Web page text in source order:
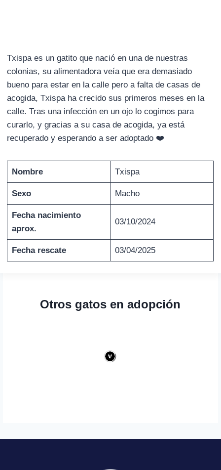
Txispa es un gatito que nació en una de nuestras
colonias, su alimentadora veía que era demasiado
bueno para estar en la calle pero a falta de casas de
acogida, Txispa ha crecido sus primeros meses en la
calle. Tras una infección en un ojo lo cogimos para
curarlo, y gracias a su casa de acogida, ya está
recuperado y esperando a ser adoptado ❤️
Nombre Txispa
Sexo Macho
Fecha nacimiento
aprox.
03/10/2024
Fecha rescate 03/04/2025
Otros gatos en adopción